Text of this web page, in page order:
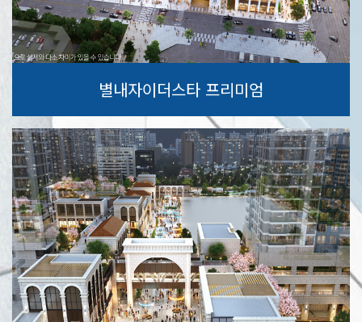
별내자이더스타 프리미엄